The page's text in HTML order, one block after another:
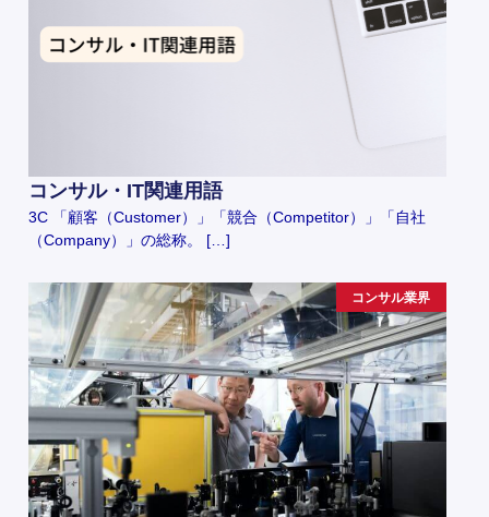
コンサル・IT関連用語
3C 「顧客（Customer）」「競合（Competitor）」「自社
（Company）」の総称。 […]
コンサル業界